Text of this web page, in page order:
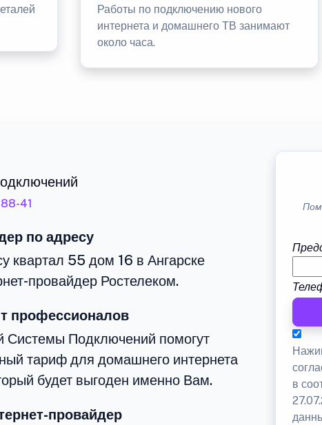
Работы по подключению нового
интернета и домашнего ТВ занимают
около часа.
41
по адресу
квартал 55 дом 16 в Ангарске
провайдер Ростелеком.
профессионалов
Системы Подключений помогут
тариф для домашнего интернета
будет выгоден именно Вам.
провайдер
в